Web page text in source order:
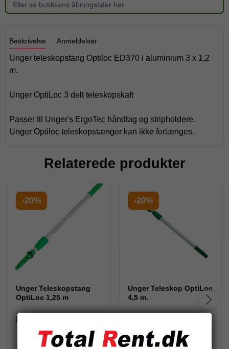
Eller se butikkens åbningstider her
Beskrivelse Anmeldelser
Unger teleskopstang Optiloc ED370 i aluminium 3 x 1,2
m.
Unger OptiLoc 3 delt teleskopskaft
Passer til Unger's ErgoTec håndtag og stripholdere.
Unger Optiloc teleskopstænger kan ikke forlænges.
Relaterede produkter
-20%
Unger Teleskopstang
OptiLoc 1,25 m
-20%
Unger Teleskop OptiLoc
4,5 m.